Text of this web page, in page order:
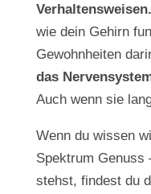
Verhaltensweisen.
wie dein Gehirn
Gewohnheiten
das
Auch wenn sie
Wenn du wissen
Spektrum Genuss
stehst, findest du